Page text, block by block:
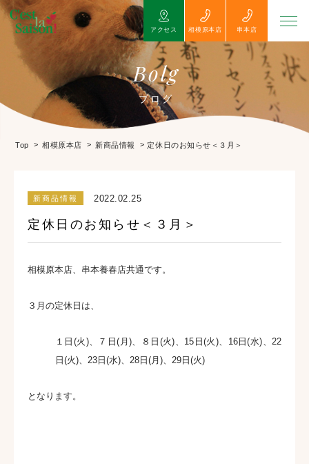
アクセス 相模原本店 串本店
Bolg
ブログ
Top > 相模原本店 > 新商品情報 >定休日のお知らせ＜３月＞
新商品情報 2022.02.25
定休日のお知らせ＜３月＞
相模原本店、串本養春店共通です。
３月の定休日は、
１日(火)、７日(月)、８日(火)、15日(火)、16日(水)、22
日(火)、23日(水)、28日(月)、29日(火)
となります。